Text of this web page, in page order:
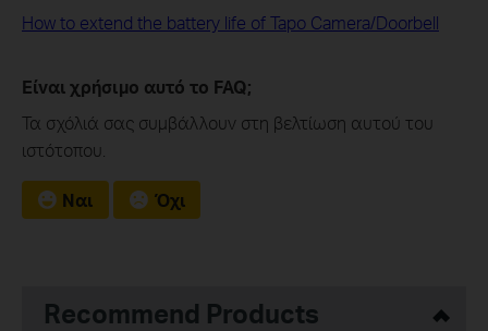
How to extend the battery life of Tapo Camera/Doorbell
Είναι χρήσιμο αυτό το FAQ;
Τα σχόλιά σας συμβάλλουν στη βελτίωση αυτού του
ιστότοπου.
Ναι Όχι
Recommend Products